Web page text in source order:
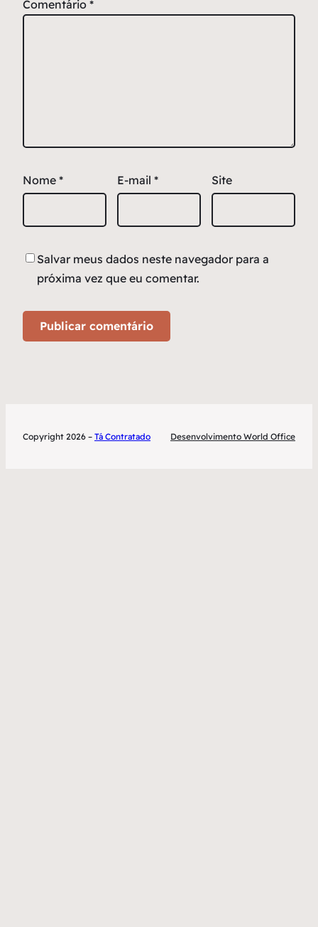
Comentário *
Nome * E-mail * Site
Salvar meus dados neste navegador para a
próxima vez que eu comentar.
Copyright 2026 – Tá Contratado Desenvolvimento World Office